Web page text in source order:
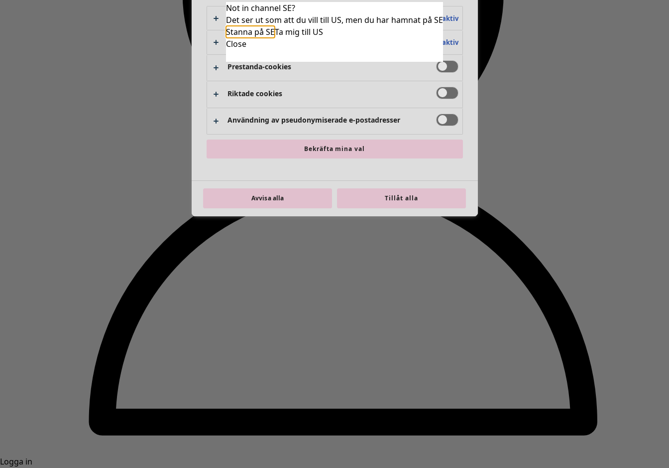
Logga in
Not in channel SE?
Det ser ut som att du vill till US, men du har hamnat på SE
Stanna på SETa mig till US
Close
Absolut nödvändiga cookies Alltid aktiv
Funktionella cookies Alltid aktiv
Prestanda-cookies
Riktade cookies
Användning av pseudonymiserade e-postadresser
Bekräfta mina val
Avvisa alla Tillåt alla